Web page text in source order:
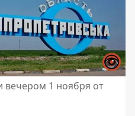
вечером 1 ноября от